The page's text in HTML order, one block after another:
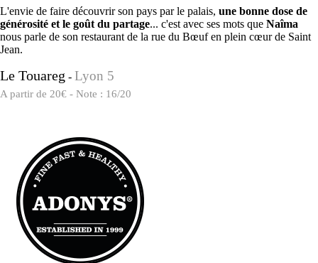
L'envie de faire découvrir son pays par le palais, une bonne dose de
générosité et le goût du partage... c'est avec ses mots que Naîma
nous parle de son restaurant de la rue du Bœuf en plein cœur de Saint
Jean.
Le Touareg - Lyon 5
A partir de 20€ - Note : 16/20